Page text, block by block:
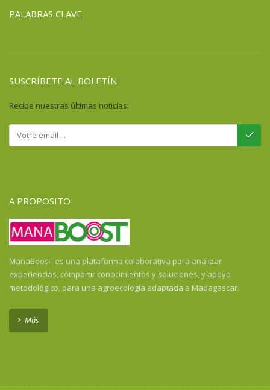
PALABRAS CLAVE
SUSCRÍBETE AL BOLETÍN
Recibe nuestras últimas noticias:
A PROPOSITO
ManaBoosT es una plataforma colaborativa para analizar
experiencias, compartir conocimientos y soluciones, y apoyo
metodológico, para una agroecología adaptada a Madagascar.
Más